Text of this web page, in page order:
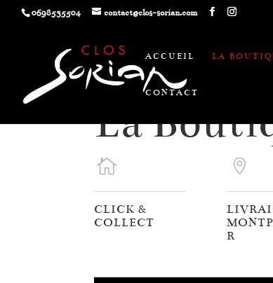
0698535504 contact@clos-sorian.com
ACCUEIL LA
CONTACT
La
CLICK &
COLLECT
R